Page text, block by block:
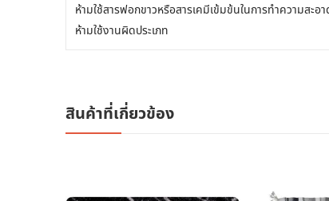
ห้ามใช้สารฟอกขาวหรือสารเคมีเข้มข้นในการทำความสะอ
ห้ามใช้งานผิดประเภท
สินค้าที่เกี่ยวข้อง